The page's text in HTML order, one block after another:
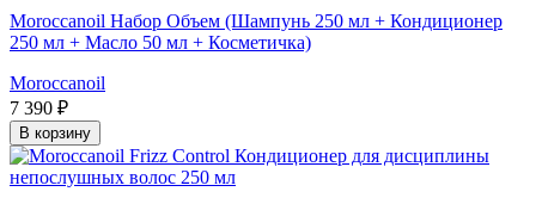
Moroccanoil Набор Объем (Шампунь 250 мл + Кондиционер
250 мл + Масло 50 мл + Косметичка)
Moroccanoil
7 390 ₽
В корзину